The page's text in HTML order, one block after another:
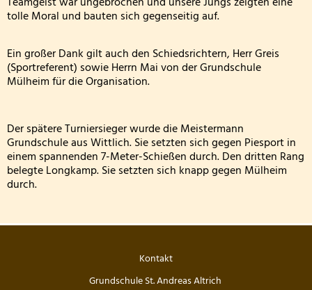
Blumen pflanzen für die Fensterbänke
Der amtierende Vizeweltmeister im
Kreissportfest 2026
Archiv: Aktionen während des Schuljahres 2024/
Archiv: Aktionen während des Schuljahres 2021/
tolle Moral und bauten sich gegenseitig auf.
Ein großer Dank gilt auch den Schiedsrichtern, Herr Greis
(Sportreferent) sowie Herrn Mai von der Grundschule
Mülheim für die Organisation.
Der spätere Turniersieger wurde die Meistermann
Grundschule aus Wittlich. Sie setzten sich gegen Piesport in
einem spannenden 7-Meter-Schießen durch. Den dritten Rang
belegte Longkamp. Sie setzten sich knapp gegen Mülheim
durch.
Kontakt
Grundschule St. Andreas Altrich